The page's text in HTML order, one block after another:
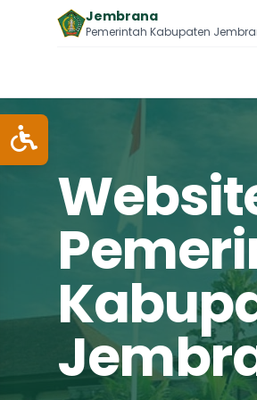
Jembrana
Pemerintah Kabupaten